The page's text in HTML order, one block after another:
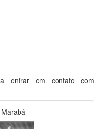
entrar em contato com